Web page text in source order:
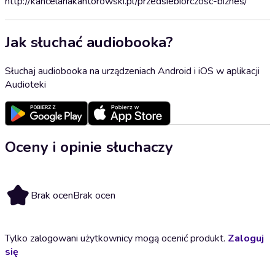
Jak słuchać audiobooka?
Słuchaj audiobooka na urządzeniach Android i iOS w aplikacji
Audioteki
Oceny i opinie słuchaczy
Brak ocenBrak ocen
Tylko zalogowani użytkownicy mogą ocenić produkt. Zaloguj
się